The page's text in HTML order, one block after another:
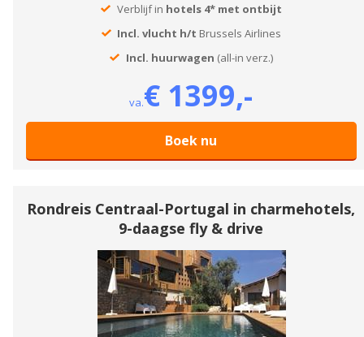
Verblijf in hotels 4* met ontbijt
Incl. vlucht h/t Brussels Airlines
Incl. huurwagen (all-in verz.)
va.€ 1399,-
Boek nu
Rondreis Centraal-Portugal in charmehotels,
9-daagse fly & drive